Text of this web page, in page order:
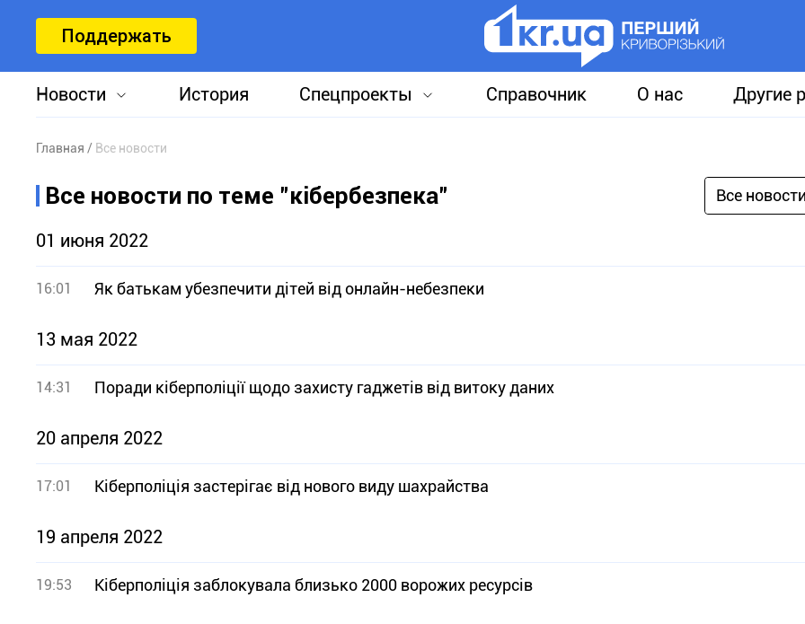
Поддержать
Новости История Спецпроекты Справочник О нас Другие
Главная Все новости
Все новости по теме "кібербезпека" Все
01 июня 2022
16:01 Як батькам убезпечити дітей від онлайн-небезпеки
13 мая 2022
14:31 Поради кіберполіції щодо захисту гаджетів від витоку даних
20 апреля 2022
17:01 Кіберполіція застерігає від нового виду шахрайства
19 апреля 2022
19:53 Кіберполіція заблокувала близько 2000 ворожих ресурсів